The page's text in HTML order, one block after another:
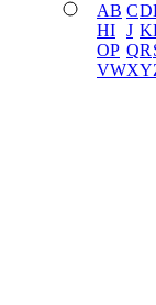
AB CD
HI J K
OP QR
VWXY